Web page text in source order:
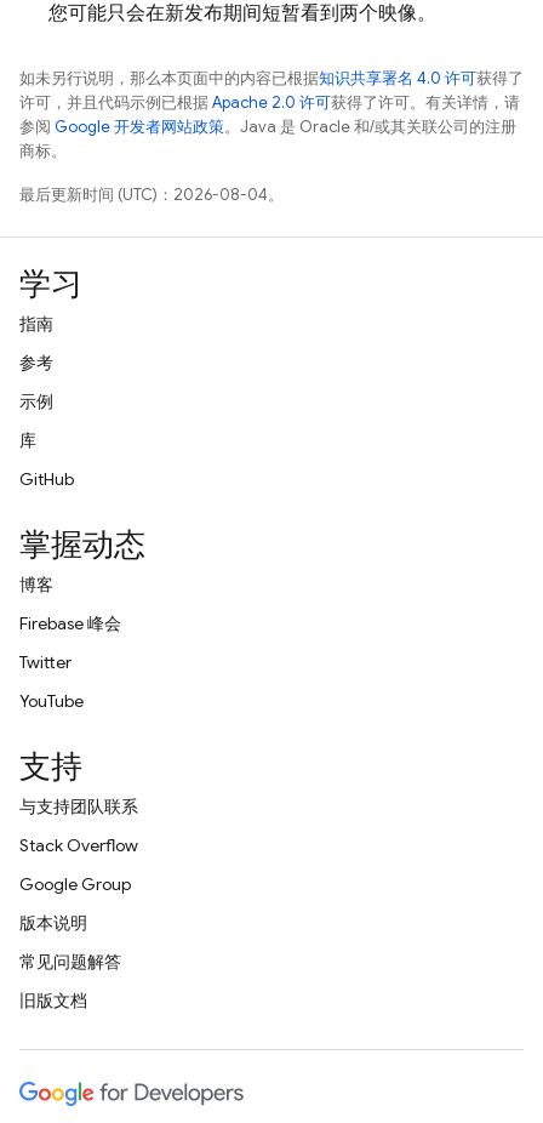
您可能只会在新发布期间短暂看到两个映像。
如未另行说明，那么本页面中的内容已根据知识共享署名 4.0 许可获得了
许可，并且代码示例已根据Apache 2.0 许可获得了许可。有关详情，请
参阅 Google 开发者网站政策。Java 是 Oracle 和/或其关联公司的注册
商标。
最后更新时间 (UTC)：2026-08-04。
学习
指南
参考
示例
库
GitHub
掌握动态
博客
Firebase 峰会
Twitter
YouTube
支持
与支持团队联系
Stack Overflow
Google Group
版本说明
常见问题解答
旧版文档